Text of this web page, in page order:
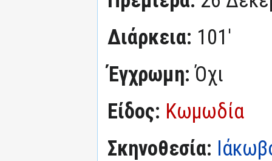
Διάρκεια: 101'
Έγχρωμη:Όχι
Είδος: Κωμωδία
Σκηνοθεσία: